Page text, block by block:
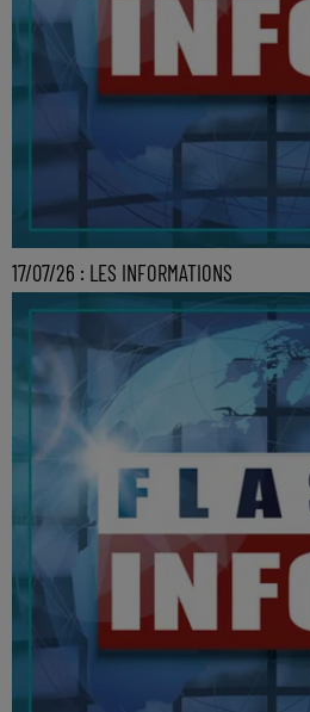
17/07/26 : LES INFORMATIONS